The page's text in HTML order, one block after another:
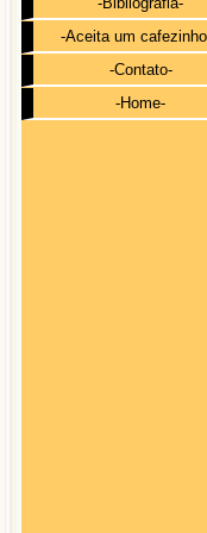
-Aceita um
-Contato-
-Home-